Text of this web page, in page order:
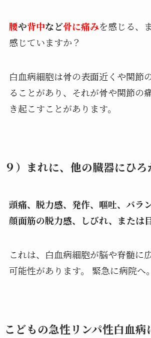
腰や背中など骨に痛みを感じる、
感じていますか？
白血病細胞は骨の表面近くや関節
ることがあり、それが骨や関節の
き起こすことがあります。
９）まれに、他の臓器にひろ
頭痛、脱力感、発作、嘔吐、バラ
顔面筋の脱力感、しびれ、または
これは、白血病細胞が脳や脊髄に
可能性があります。 緊急に病院へ。
こどもの急性リンパ性白血病